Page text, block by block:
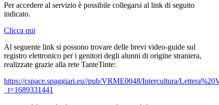
Per accedere al servizio è possibile collegarsi al link di seguito
indicato.
Clicca qui
Al seguente link si possono trovare delle brevi video-guide sul
registro elettronico per i genitori degli alunni di origine straniera,
realizzate grazie alla rete TanteTinte:
https://cspace.spaggiari.eu//pub/VRME0048/Intercultura/
_t=1689331441